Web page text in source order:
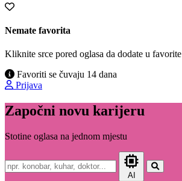
Nemate favorita
Kliknite srce pored oglasa da dodate u favorite
Favoriti se čuvaju 14 dana
Prijava
Započni novu karijeru
Stotine oglasa na jednom mjestu
AI